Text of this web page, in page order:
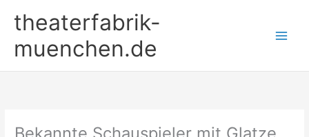
Inhalttheaterfabrik-
muenchen.de
Bekannte Schauspieler mit Glatze